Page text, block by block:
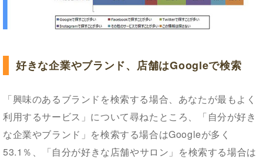
好きな企業やブランド、店舗はGoogleで検索
「興味のあるブランドを検索する場合、あなたが最もよく
利用するサービス」について尋ねたところ、「自分が好き
な企業やブランド」を検索する場合はGoogleが多く
53.1％、「自分が好きな店舗やサロン」を検索する場合は